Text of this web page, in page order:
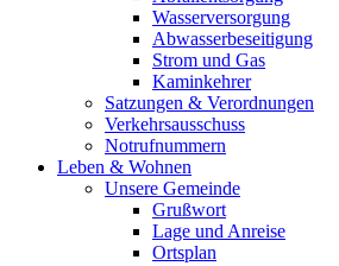
Wasserversorgung
Abwasserbeseitigung
Strom und Gas
Kaminkehrer
Satzungen & Verordnungen
Verkehrsausschuss
Notrufnummern
Leben & Wohnen
Unsere Gemeinde
Grußwort
Lage und Anreise
Ortsplan